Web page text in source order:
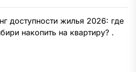
доступности жилья 2026: где
накопить на квартиру? .